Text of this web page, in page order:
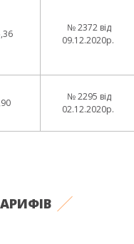
№ 2372 від
09.12.2020р.
№ 2295 від
02.12.2020р.